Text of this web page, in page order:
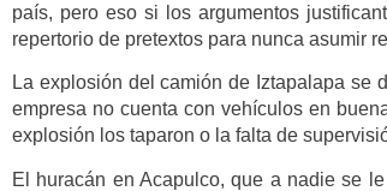
país, pero eso si los argumentos
repertorio de pretextos para nunca asumir
La explosión del camión de Iztapalapa se
empresa no cuenta con vehículos en
explosión los taparon o la falta de
El huracán en Acapulco, que a nadie se